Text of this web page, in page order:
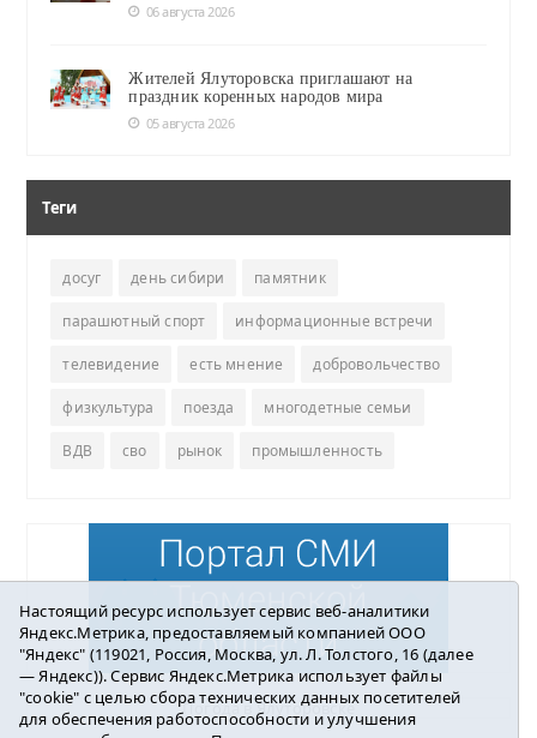
06 августа 2026
Жителей Ялуторовска приглашают на
праздник коренных народов мира
05 августа 2026
Теги
досуг день сибири памятник
парашютный спорт информационные встречи
телевидение есть мнение добровольчество
физкультура поезда многодетные семьи
ВДВ сво рынок промышленность
Погода в Ялуторовске
Настоящий ресурс использует сервис веб-аналитики
Яндекс.Метрика, предоставляемый компанией ООО
"Яндекс" (119021, Россия, Москва, ул. Л. Толстого, 16 (далее
— Яндекс)). Сервис Яндекс.Метрика использует файлы
"cookie" с целью сбора технических данных посетителей
для обеспечения работоспособности и улучшения